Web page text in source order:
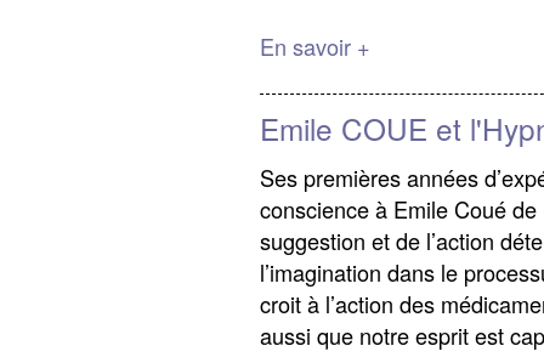
En savoir +
Emile COUE et
Ses premières années
conscience à Emile Coué de
suggestion et de l’action
l’imagination dans le
croit à l’action des
aussi que notre esprit est